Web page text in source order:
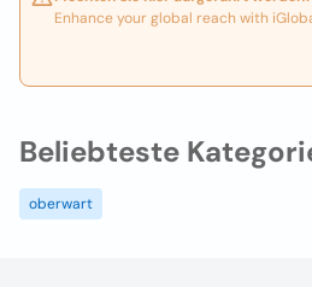
Enhance your global reach with
Beliebteste
oberwart